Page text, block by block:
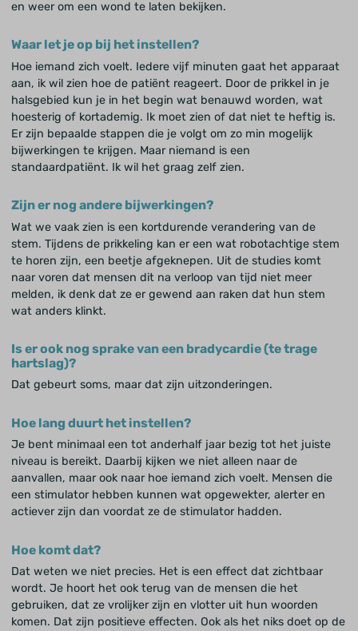
en weer om een wond te laten bekijken.
Waar let je op bij het instellen?
Hoe iemand zich voelt. Iedere vijf minuten gaat het apparaat
aan, ik wil zien hoe de patiënt reageert. Door de prikkel in je
halsgebied kun je in het begin wat benauwd worden, wat
hoesterig of kortademig. Ik moet zien of dat niet te heftig is.
Er zijn bepaalde stappen die je volgt om zo min mogelijk
bijwerkingen te krijgen. Maar niemand is een
standaardpatiënt. Ik wil het graag zelf zien.
Zijn er nog andere bijwerkingen?
Wat we vaak zien is een kortdurende verandering van de
stem. Tijdens de prikkeling kan er een wat robotachtige stem
te horen zijn, een beetje afgeknepen. Uit de studies komt
naar voren dat mensen dit na verloop van tijd niet meer
melden, ik denk dat ze er gewend aan raken dat hun stem
wat anders klinkt.
Is er ook nog sprake van een bradycardie (te trage
hartslag)?
Dat gebeurt soms, maar dat zijn uitzonderingen.
Hoe lang duurt het instellen?
Je bent minimaal een tot anderhalf jaar bezig tot het juiste
niveau is bereikt. Daarbij kijken we niet alleen naar de
aanvallen, maar ook naar hoe iemand zich voelt. Mensen die
een stimulator hebben kunnen wat opgewekter, alerter en
actiever zijn dan voordat ze de stimulator hadden.
Hoe komt dat?
Dat weten we niet precies. Het is een effect dat zichtbaar
wordt. Je hoort het ook terug van de mensen die het
gebruiken, dat ze vrolijker zijn en vlotter uit hun woorden
komen. Dat zijn positieve effecten. Ook als het niks doet op de